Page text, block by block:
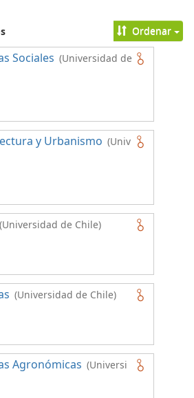
Ordenar
Sociales (Universidad de
y Urbanismo (Univ
(Universidad de Chile)
(Universidad de Chile)
Agronómicas (Universi